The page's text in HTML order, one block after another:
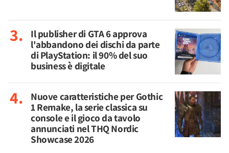
Il publisher di GTA 6 approva
l'abbandono dei dischi da parte
di PlayStation: il 90% del suo
business è digitale
Nuove caratteristiche per Gothic
1 Remake, la serie classica su
console e il gioco da tavolo
annunciati nel THQ Nordic
Showcase 2026